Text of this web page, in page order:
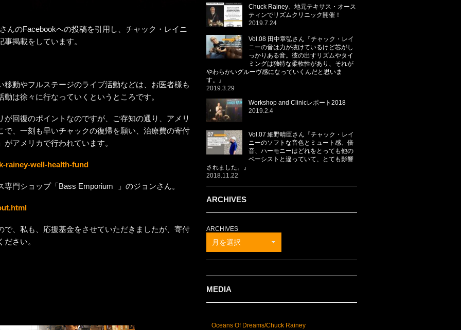
んのFacebookへの投稿を引用し、チャック・レイニ
掲載をしています。
動やフルステージのライブ活動などは、お医者様も
は徐々に行なっていくというところです。
回復のポイントなのですが、ご存知の通り、アメリ
で、一刻も早いチャックの復帰を願い、治療費の寄付
アメリカで行われています。
rainey-well-health-fund
門ショップ「Bass Emporium 」のジョンさん。
で、私も、応援基金をさせていただきましたが、寄付
さい。
Chuck Rainey、地元テキサス・オース
ティンでリズムクリニック開催！
2019.7.24
Vol.08 田中章弘さん『チャック・レイ
ニーの音は力が抜けているけど芯がし
っかりある音。彼の出すリズムやタイ
ミングは独特な柔軟性があり、それが
やわらかいグルーヴ感になっていくんだと思いま
す。』
2019.3.29
Workshop and Clinicレポート2018
2019.2.4
Vol.07 細野晴臣さん『チャック・レイ
ニーのソフトな音色とミュート感、倍
音、ハーモニーはどれをとっても他の
ベーシストと違っていて、とても影響
されました。』
2018.11.22
ARCHIVES
ARCHIVES
月を選択
MEDIA
Oceans Of Dreams/Chuck Rainey